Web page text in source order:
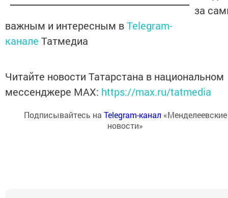
за
важным и интересным вTelegram-
канале Татмедиа
Читайте новости Татарстана в национальном
мессенджере MАХ: https://max.ru/tatmedia
Подписывайтесь на Telegram-канал «Менделеевские
новости»